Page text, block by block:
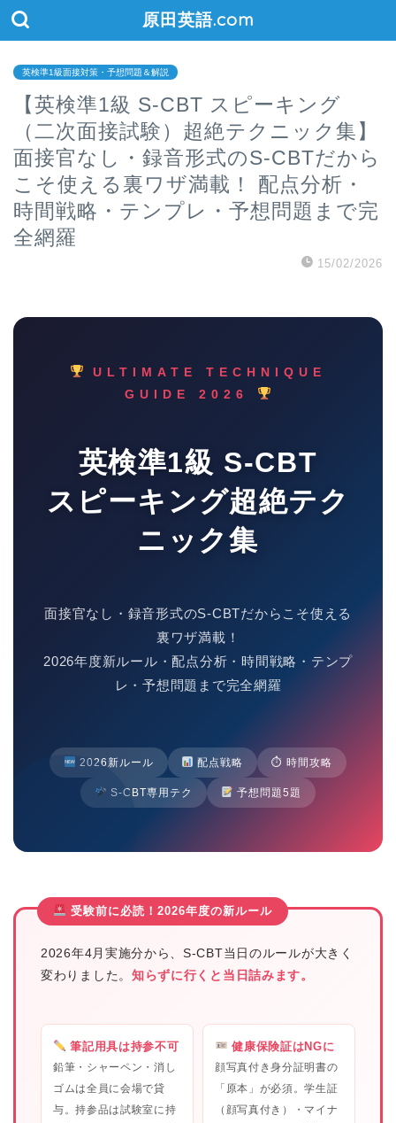
原田英語.com
英検準1級面接対策・予想問題＆解説
【英検準1級 S-CBT スピーキング
（二次面接試験）超絶テクニック集】
面接官なし・録音形式のS-CBTだから
こそ使える裏ワザ満載！ 配点分析・
時間戦略・テンプレ・予想問題まで完
全網羅
15/02/2026
ULTIMATE TECHNIQUE
GUIDE 2026
英検準1級 S-CBT
スピーキング超絶テク
ニック集
面接官なし・録音形式のS-CBTだからこそ使える
裏ワザ満載！
2026年度新ルール・配点分析・時間戦略・テンプ
レ・予想問題まで完全網羅
2026新ルール 配点戦略 ⏱ 時間攻略
S-CBT専用テク 予想問題5題
受験前に必読！2026年度の新ルール
2026年4月実施分から、S-CBT当日のルールが大きく
変わりました。 知らずに行くと当日詰みます。
筆記用具は持参不可
鉛筆・シャーペン・消し
ゴムは全員に会場で貸
与。持参品は試験室に持
健康保険証はNGに
顔写真付き身分証明書の
「原本」が必須。学生証
（顔写真付き）・マイナ